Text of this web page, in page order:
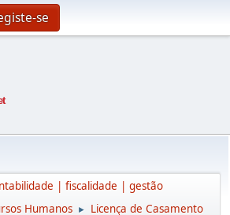
se
| fiscalidade | gestão
Humanos ► Licença de Casamento